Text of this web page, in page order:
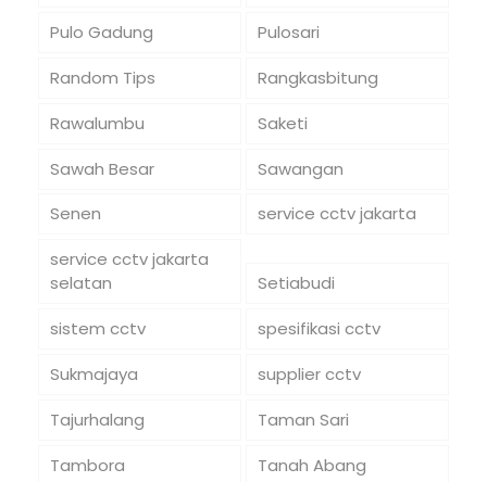
Pulo Gadung
Pulosari
Random Tips
Rangkasbitung
Rawalumbu
Saketi
Sawah Besar
Sawangan
Senen
service cctv jakarta
service cctv jakarta
selatan
Setiabudi
sistem cctv
spesifikasi cctv
Sukmajaya
supplier cctv
Tajurhalang
Taman Sari
Tambora
Tanah Abang